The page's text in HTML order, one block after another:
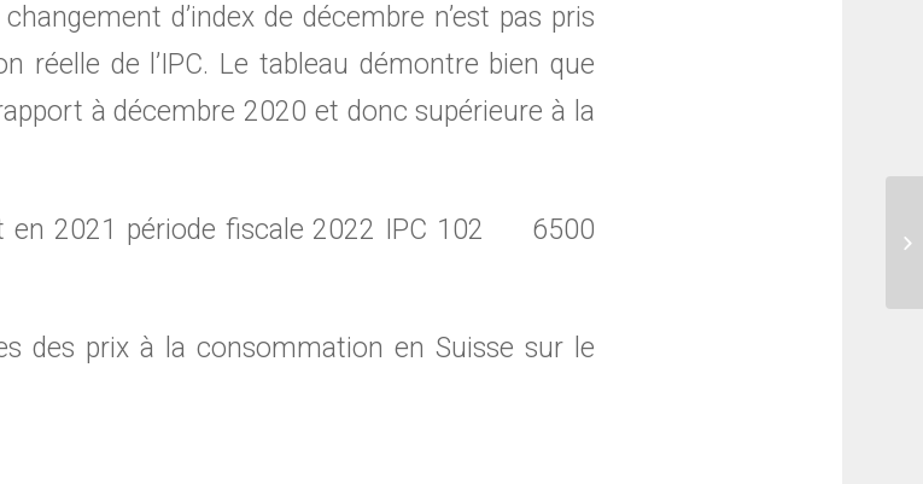
d’index de décembre n’est pas pris
réelle de l’IPC. Le tableau démontre bien que
à décembre 2020 et donc supérieure à la
en 2021 période fiscale 2022 IPC 102 6500
des prix à la consommation en Suisse sur le